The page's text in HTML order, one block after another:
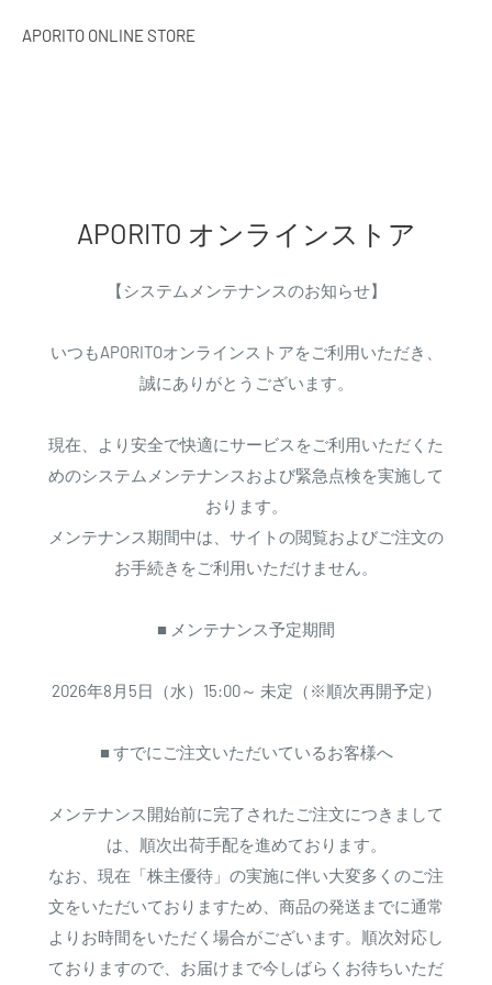
APORITO ONLINE STORE
APORITO オンラインストア
【システムメンテナンスのお知らせ】
いつもAPORITOオンラインストアをご利用いただき、
誠にありがとうございます。
現在、より安全で快適にサービスをご利用いただくた
めのシステムメンテナンスおよび緊急点検を実施して
おります。
メンテナンス期間中は、サイトの閲覧およびご注文の
お手続きをご利用いただけません。
■ メンテナンス予定期間
2026年8月5日（水）15:00～ 未定（※順次再開予定）
■ すでにご注文いただいているお客様へ
メンテナンス開始前に完了されたご注文につきまして
は、順次出荷手配を進めております。
なお、現在「株主優待」の実施に伴い大変多くのご注
文をいただいておりますため、商品の発送までに通常
よりお時間をいただく場合がございます。順次対応し
ておりますので、お届けまで今しばらくお待ちいただ